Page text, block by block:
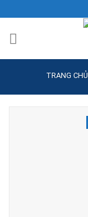
to
content
TRANG CHỦ